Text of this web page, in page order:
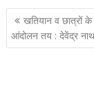
Post
navigation
खतियान व छात्रों
आंदोलन तय : देवेंद्र